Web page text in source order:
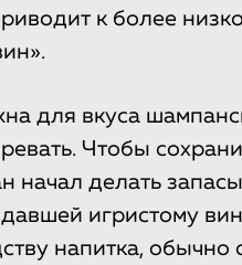
к более
для вкуса
Чтобы
начал делать
игристому
напитка, обычно